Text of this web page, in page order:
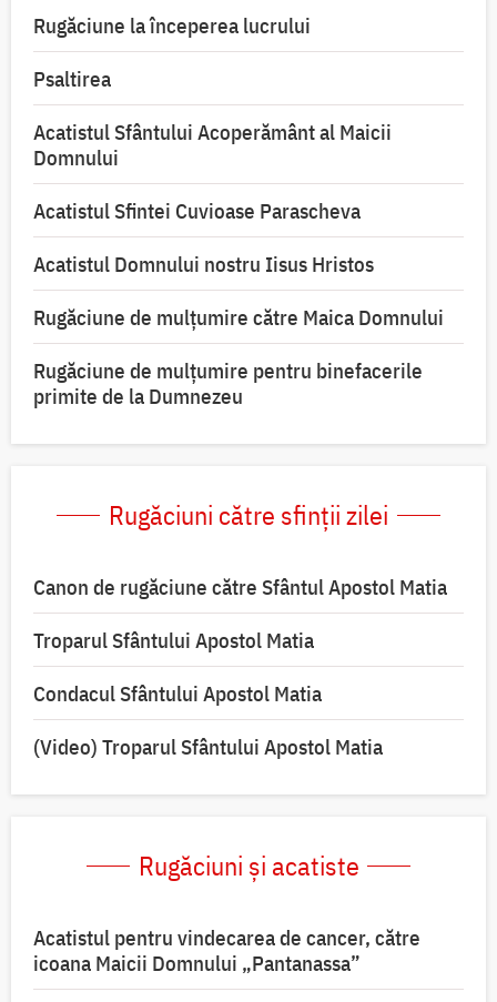
Rugăciune la începerea lucrului
Psaltirea
Acatistul Sfântului Acoperământ al Maicii
Domnului
Acatistul Sfintei Cuvioase Parascheva
Acatistul Domnului nostru Iisus Hristos
Rugăciune de mulţumire către Maica Domnului
Rugăciune de mulțumire pentru binefacerile
primite de la Dumnezeu
Rugăciuni către sfinții zilei
Canon de rugăciune către Sfântul Apostol Matia
Troparul Sfântului Apostol Matia
Condacul Sfântului Apostol Matia
(Video) Troparul Sfântului Apostol Matia
Rugăciuni și acatiste
Acatistul pentru vindecarea de cancer, către
icoana Maicii Domnului „Pantanassa”